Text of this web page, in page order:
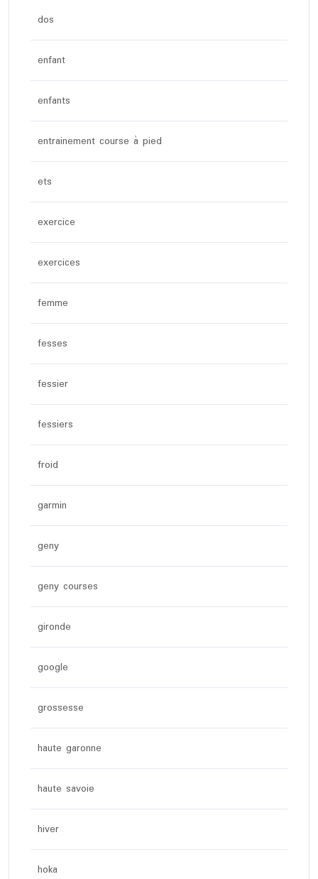
dos
enfant
enfants
entrainement course à pied
ets
exercice
exercices
femme
fesses
fessier
fessiers
froid
garmin
geny
geny courses
gironde
google
grossesse
haute garonne
haute savoie
hiver
hoka